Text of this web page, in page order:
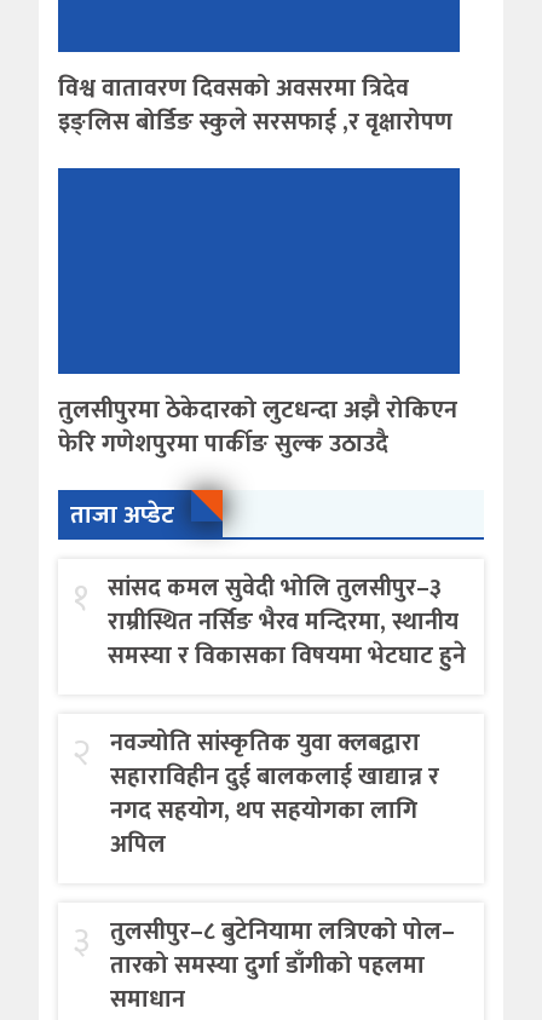
विश्व वातावरण दिवसको अवसरमा त्रिदेव
इङ्लिस बोर्डिङ स्कुले सरसफाई ,र वृक्षारोपण
तुलसीपुरमा ठेकेदारको लुटधन्दा अझै रोकिएन
फेरि गणेशपुरमा पार्कीङ सुल्क उठाउदै
ताजा अप्डेट
१ सांसद कमल सुवेदी भोलि तुलसीपुर–३
राम्रीस्थित नर्सिङ भैरव मन्दिरमा, स्थानीय
समस्या र विकासका विषयमा भेटघाट हुने
२ नवज्योति सांस्कृतिक युवा क्लबद्वारा
सहाराविहीन दुई बालकलाई खाद्यान्न र
नगद सहयोग, थप सहयोगका लागि
अपिल
३ तुलसीपुर–८ बुटेनियामा लत्रिएको पोल–
तारको समस्या दुर्गा डाँगीको पहलमा
समाधान